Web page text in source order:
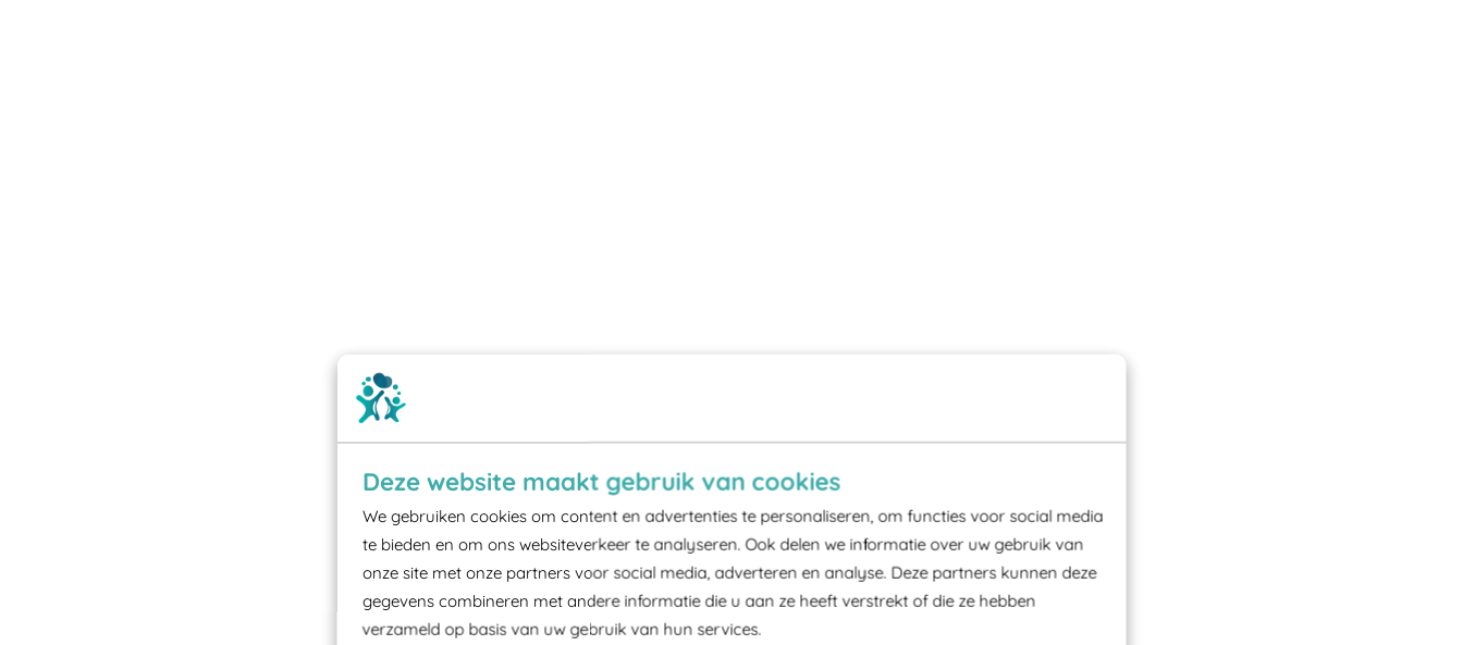
Deze website maakt gebruik van cookies
We gebruiken cookies om content en advertenties te personaliseren, om functies voor social media
te bieden en om ons websiteverkeer te analyseren. Ook delen we informatie over uw gebruik van
onze site met onze partners voor social media, adverteren en analyse. Deze partners kunnen deze
gegevens combineren met andere informatie die u aan ze heeft verstrekt of die ze hebben
verzameld op basis van uw gebruik van hun services.